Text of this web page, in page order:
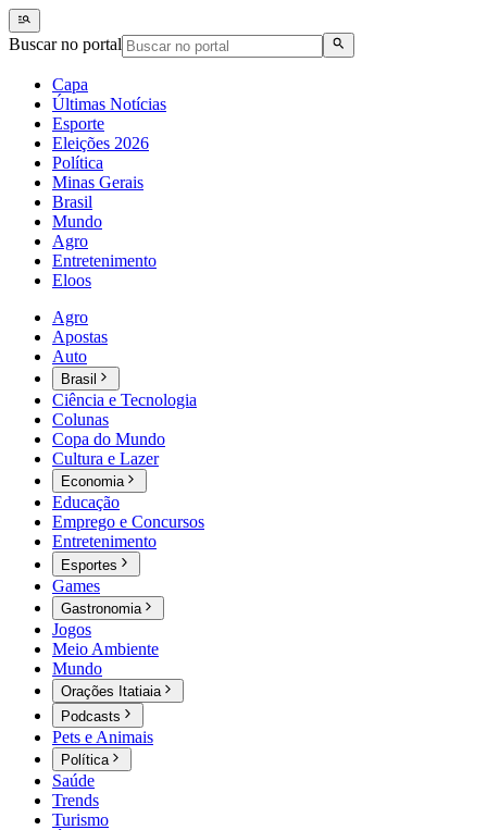
Buscar no portal
Capa
Últimas Notícias
Esporte
Eleições 2026
Política
Minas Gerais
Brasil
Mundo
Agro
Entretenimento
Eloos
Agro
Apostas
Auto
Brasil
Ciência e Tecnologia
Colunas
Copa do Mundo
Cultura e Lazer
Economia
Educação
Emprego e Concursos
Entretenimento
Esportes
Games
Gastronomia
Jogos
Meio Ambiente
Mundo
Orações Itatiaia
Podcasts
Pets e Animais
Política
Saúde
Trends
Turismo